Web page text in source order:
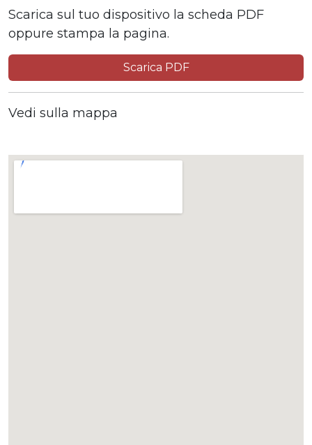
Scarica sul tuo dispositivo la scheda PDF
oppure stampa la pagina.
Scarica PDF
Vedi sulla mappa